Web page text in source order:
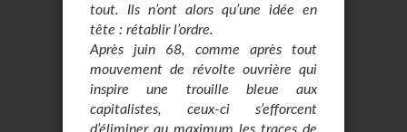
tout. Ils n’ont alors qu’une idée en
tête : rétablir l’ordre.
Après juin 68, comme après tout
mouvement de révolte ouvrière qui
inspire une trouille bleue aux
capitalistes, ceux-ci s’efforcent